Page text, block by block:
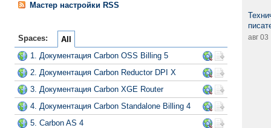
Мастер настройки RSS
Spaces:
All
1. Документация Carbon OSS Billing 5
2. Документация Carbon Reductor DPI X
3. Документация Carbon XGE Router
4. Документация Carbon Standalone Billing 4
5. Carbon AS 4
авг 03